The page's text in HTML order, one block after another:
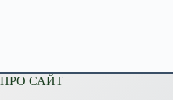
ПРО САЙТ